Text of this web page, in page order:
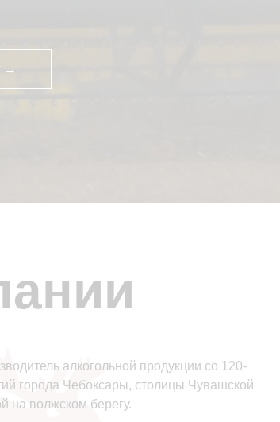
→
алкогольной продукции со 120-
города Чебоксары, столицы Чувашской
на волжском берегу.